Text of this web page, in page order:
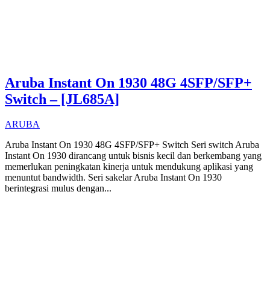
Aruba Instant On 1930 48G 4SFP/SFP+
Switch – [JL685A]
ARUBA
Aruba Instant On 1930 48G 4SFP/SFP+ Switch Seri switch Aruba
Instant On 1930 dirancang untuk bisnis kecil dan berkembang yang
memerlukan peningkatan kinerja untuk mendukung aplikasi yang
menuntut bandwidth. Seri sakelar Aruba Instant On 1930
berintegrasi mulus dengan...